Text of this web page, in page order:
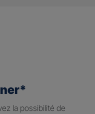
la possibilité de